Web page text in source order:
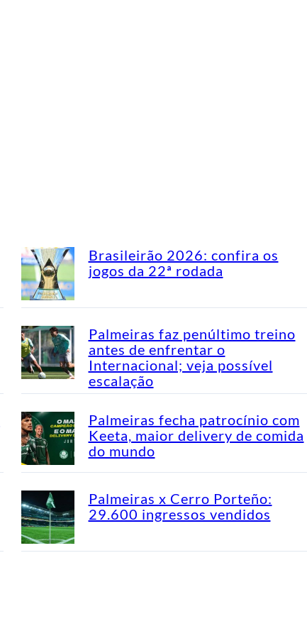
Brasileirão 2026: confira os
jogos da 22ª rodada
Palmeiras faz penúltimo treino
antes de enfrentar o
Internacional; veja possível
escalação
Palmeiras fecha patrocínio com
Keeta, maior delivery de comida
do mundo
Palmeiras x Cerro Porteño:
29.600 ingressos vendidos